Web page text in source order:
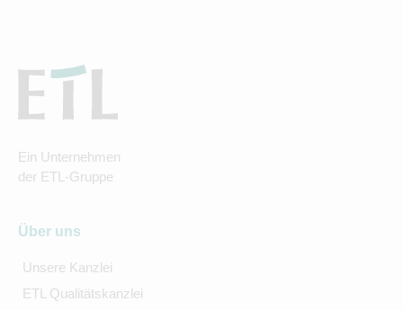
Ein Unternehmen
der ETL-Gruppe
Über uns
Unsere Kanzlei
ETL Qualitätskanzlei